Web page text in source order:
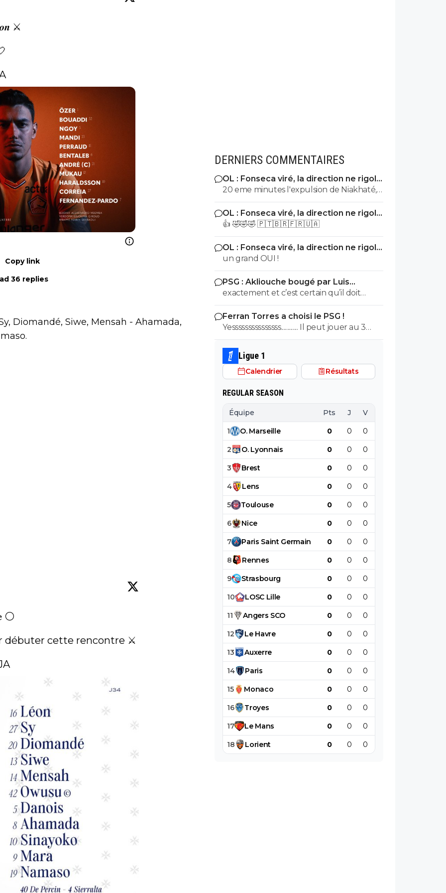
⚔️
Copy link
36 replies
Diomandé, Siwe, Mensah - Ahamada,
⚪️
débuter cette rencontre ⚔️
DERNIERS COMMENTAIRES
OL : Fonseca viré, la direction ne rigole
plus
20 eme minutes l'expulsion de Niakhaté,
ne fais pas le marseillais sweet, et sur le
match aller c'est Vigo qui subit une
expulsion à la 55eme minutes...Mais ca
c'est bizarre t'en parles pas hein monsieur
mauvaise foi??
OL : Fonseca viré, la direction ne rigole
plus
👍 🤣🤣🤣 🇵🇹🇧🇷🇫🇷🇺🇦
OL : Fonseca viré, la direction ne rigole
plus
un grand OUI !
PSG : Akliouche bougé par Luis
Enrique, premier avertissement
exactement et c’est certain qu’il doit
bosser s’il veut y arriver… 😏🇵🇹🇧🇷🇫🇷
🇺🇦
Ferran Torres a choisi le PSG !
Yesssssssssssssss............. Il peut jouer au 3
postes de devant et il est vraiment très
bon ....Ligue 1
Calendrier Résultats
REGULAR SEASON
Équipe Pts J V
1 O. Marseille 0 0 0
2 O. Lyonnais 0 0 0
3 Brest 0 0 0
4 Lens 0 0 0
5 Toulouse 0 0 0
6 Nice 0 0 0
7 Paris Saint Germain 0 0 0
8 Rennes 0 0 0
9 Strasbourg 0 0 0
10 LOSC Lille 0 0 0
11 Angers SCO 0 0 0
12 Le Havre 0 0 0
13 Auxerre 0 0 0
14 Paris 0 0 0
15 Monaco 0 0 0
16 Troyes 0 0 0
17 Le Mans 0 0 0
18 Lorient 0 0 0